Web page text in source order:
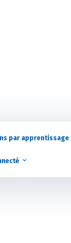
par apprentissage